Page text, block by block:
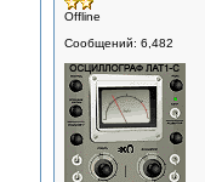
Offline
Сообщений: 6,482